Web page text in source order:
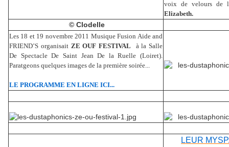
voix de velours de
Elizabeth.
© Clodelle
Les 18 et 19 novembre 2011 Musique Fusion Aide and
FRIEND’S organisait ZE OUF FESTIVAL à la Salle
De Spectacle De Saint Jean De la Ruelle (Loiret).
Paratgeons quelques images de la première soirée...
LE PROGRAMME EN LIGNE ICI...
LEUR